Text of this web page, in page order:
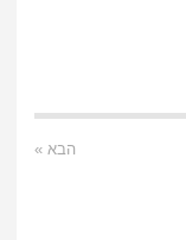
הבא »